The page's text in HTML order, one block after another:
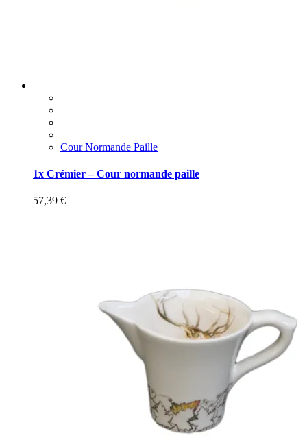
Cour Normande Paille
1x Crémier – Cour normande paille
57,39 €